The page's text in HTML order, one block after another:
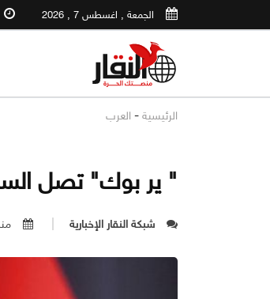
الجمعة , اغسطس 7 , 2026
الرئيسية - العرب
" ير بوك" تصل
شبكة النقار الإخبارية منذ 3